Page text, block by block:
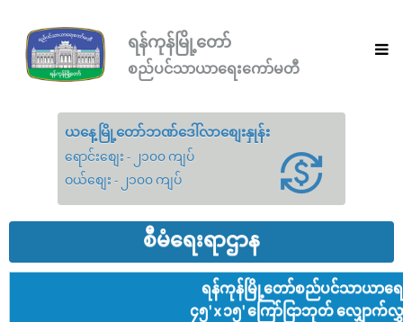
ရန်ကုန်မြို့တော်
စည်ပင်သာယာရေးကော်မတီ
ယနေ့မြို့တော်ဘဏ်ဒေါ်လာစျေးနှုန်း
ရောင်းစျေး - ၂၁၀၀ ကျပ်
ဝယ်စျေး - ၂၁၀၀ ကျပ်
စီမံရေးရာဌာန
ရန်ကုန်မြို့တော်စည်ပင်သာယာရ
၄၅' x ၁၅' ကြော်ငြာဘုတ် လျှောက်လွှ